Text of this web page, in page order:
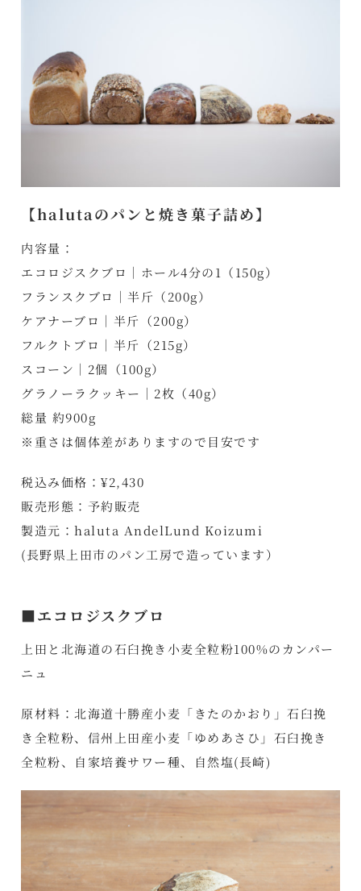
【halutaのパンと焼き菓子詰め】
内容量：
エコロジスクブロ｜ホール4分の1（150g）
フランスクブロ｜半斤（200g）
ケアナーブロ｜半斤（200g）
フルクトブロ｜半斤（215g）
スコーン｜2個（100g）
グラノーラクッキー｜2枚（40g）
総量 約900g
※重さは個体差がありますので目安です
税込み価格：¥2,430
販売形態：予約販売
製造元：haluta AndelLund Koizumi
(長野県上田市のパン工房で造っています）
■エコロジスクブロ
上田と北海道の石臼挽き小麦全粒粉100%のカンパー
ニュ
原材料：北海道十勝産小麦「きたのかおり」石臼挽
き全粒粉、信州上田産小麦「ゆめあさひ」石臼挽き
全粒粉、自家培養サワー種、自然塩(長崎)